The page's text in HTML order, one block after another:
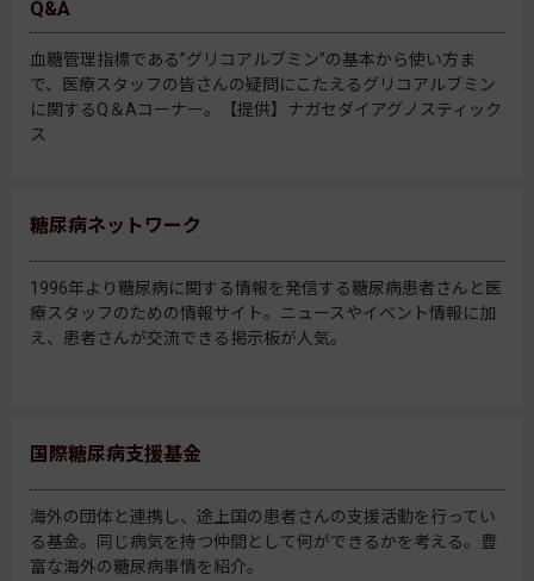
Q&A
血糖管理指標である”グリコアルブミン”の基本から使い方ま
で、医療スタッフの皆さんの疑問にこたえるグリコアルブミン
に関するQ＆Aコーナー。【提供】ナガセダイアグノスティック
ス
糖尿病ネットワーク
1996年より糖尿病に関する情報を発信する糖尿病患者さんと医
療スタッフのための情報サイト。ニュースやイベント情報に加
え、患者さんが交流できる掲示板が人気。
国際糖尿病支援基金
海外の団体と連携し、途上国の患者さんの支援活動を行ってい
る基金。同じ病気を持つ仲間として何ができるかを考える。豊
富な海外の糖尿病事情を紹介。